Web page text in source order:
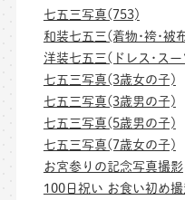
七五三写真(753)
和装七五三(着物･袴･被
洋装七五三(ドレス･ス
七五三写真(3歳女の子)
七五三写真(3歳男の子)
七五三写真(5歳男の子)
七五三写真(7歳女の子)
お宮参りの記念写真撮影
100日祝い お食い初め